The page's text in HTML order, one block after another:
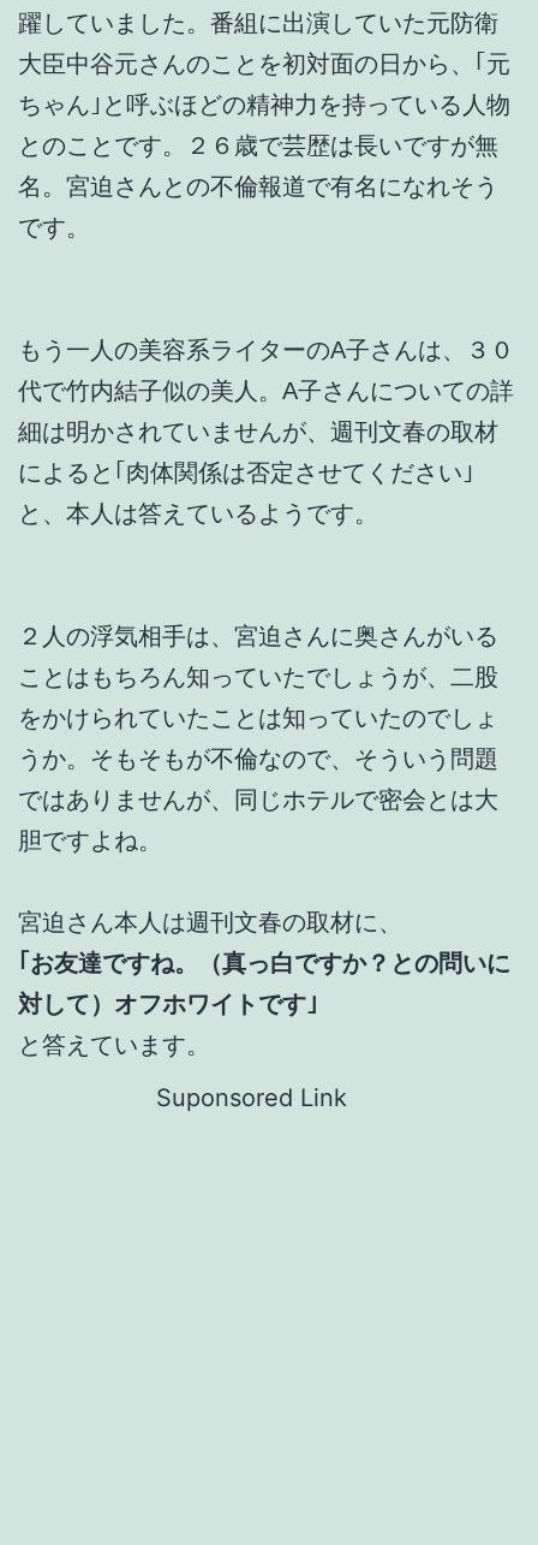
躍していました。番組に出演していた元防衛
大臣中谷元さんのことを初対面の日から、｢元
ちゃん｣と呼ぶほどの精神力を持っている人物
とのことです。２６歳で芸歴は長いですが無
名。宮迫さんとの不倫報道で有名になれそう
です。
もう一人の美容系ライターのA子さんは、３０
代で竹内結子似の美人。A子さんについての詳
細は明かされていませんが、週刊文春の取材
によると｢肉体関係は否定させてください｣
と、本人は答えているようです。
２人の浮気相手は、宮迫さんに奥さんがいる
ことはもちろん知っていたでしょうが、二股
をかけられていたことは知っていたのでしょ
うか。そもそもが不倫なので、そういう問題
ではありませんが、同じホテルで密会とは大
胆ですよね。
宮迫さん本人は週刊文春の取材に、
｢お友達ですね。（真っ白ですか？との問いに
対して）オフホワイトです｣
と答えています。
Suponsored Link